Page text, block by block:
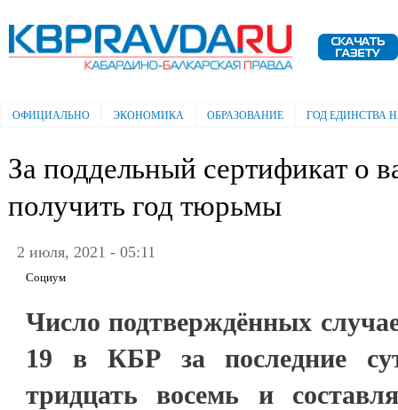
Электронная газета "Кабардино-
Балкарская правда"
Главное меню
ОФИЦИАЛЬНО ЭКОНОМИКА ОБРАЗОВАНИЕ ГОД ЕДИНСТВА
За поддельный сертификат о
получить год тюрьмы
2 июля, 2021 - 05:11
Социум
Число подтверждённых
19 в КБР за последние
тридцать восемь и